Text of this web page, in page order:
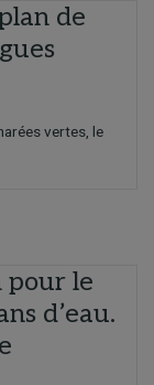
de
vertes, le
pour le
d’eau.